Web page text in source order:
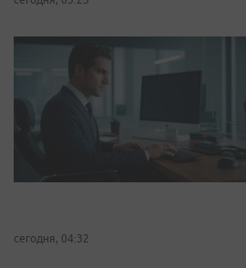
сегодня, 04:32